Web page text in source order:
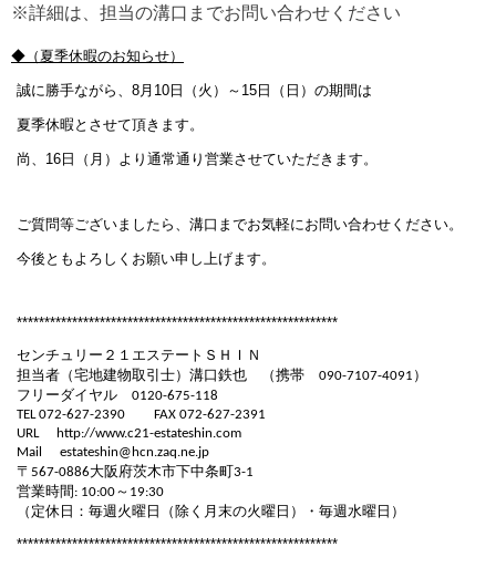
※詳細は、担当の溝口までお問い合わせください
◆（夏季休暇のお知らせ）
誠に勝手ながら、 8 月 10 日（火）～ 15 日（日）の期間は
夏季休暇とさせて頂きます。
尚、 16 日（月）より通常通り営業させていただきます。
ご質問等ございましたら、溝口までお気軽にお問い合わせください。
今後ともよろしくお願い申し上げます。
**********************************************************
センチュリー２１エステートＳＨＩＮ
担当者（宅地建物取引士）溝口鉄也 （携帯 090-7107-4091 ）
フリーダイヤル 0120-675-118
TEL 072-627-2390
FAX 072-627-2391
URL
http://www.c21-estateshin.com
Mail
estateshin@hcn.zaq.ne.jp
〒 567-0886大阪府茨木市下中条町3-1
営業時間 : 10:00～ 19:30
（定休日：毎週火曜日（除く月末の火曜日）・毎週水曜日）
**********************************************************